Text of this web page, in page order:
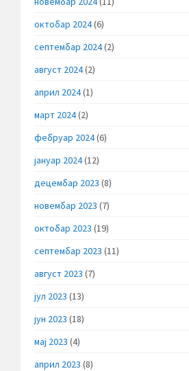
октобар 2024(6)
септембар 2024(2)
август 2024(2)
април 2024(1)
март 2024(2)
фебруар 2024(6)
јануар 2024(12)
децембар 2023 (8)
новембар 2023 (7)
октобар 2023 (19)
септембар 2023 (11)
август 2023 (7)
јул 2023 (13)
јун 2023 (18)
мај 2023 (4)
април 2023 (8)